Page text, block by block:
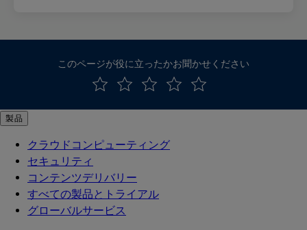
このページが役に立ったかお聞かせください
製品
クラウドコンピューティング
セキュリティ
コンテンツデリバリー
すべての製品とトライアル
グローバルサービス